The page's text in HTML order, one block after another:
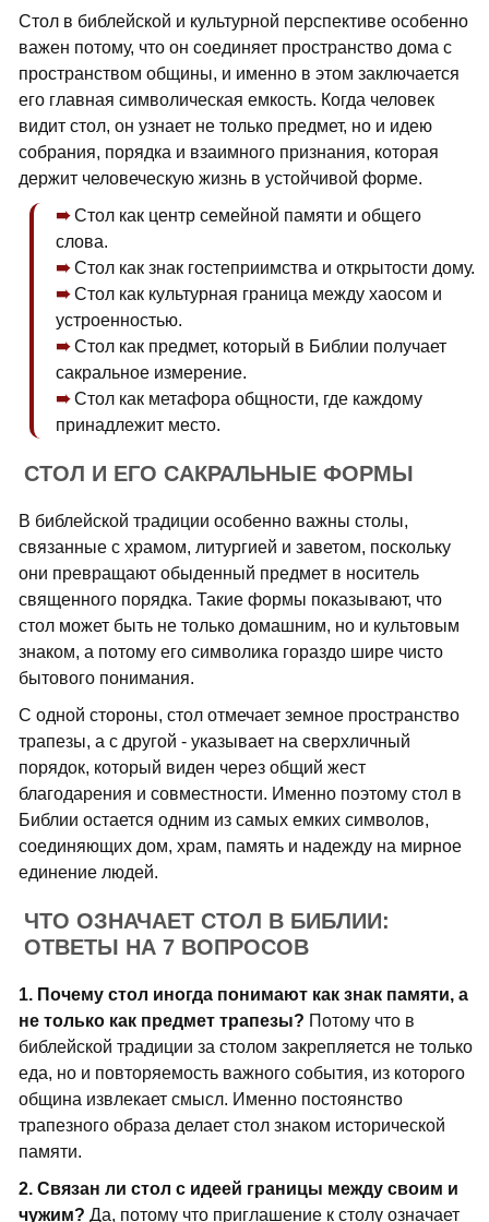
Стол в библейской и культурной перспективе особенно
важен потому, что он соединяет пространство дома с
пространством общины, и именно в этом заключается
его главная символическая емкость. Когда человек
видит стол, он узнает не только предмет, но и идею
собрания, порядка и взаимного признания, которая
держит человеческую жизнь в устойчивой форме.
Стол как центр семейной памяти и общего
слова.
Стол как знак гостеприимства и открытости дому.
Стол как культурная граница между хаосом и
устроенностью.
Стол как предмет, который в Библии получает
сакральное измерение.
Стол как метафора общности, где каждому
принадлежит место.
СТОЛ И ЕГО САКРАЛЬНЫЕ ФОРМЫ
В библейской традиции особенно важны столы,
связанные с храмом, литургией и заветом, поскольку
они превращают обыденный предмет в носитель
священного порядка. Такие формы показывают, что
стол может быть не только домашним, но и культовым
знаком, а потому его символика гораздо шире чисто
бытового понимания.
С одной стороны, стол отмечает земное пространство
трапезы, а с другой - указывает на сверхличный
порядок, который виден через общий жест
благодарения и совместности. Именно поэтому стол в
Библии остается одним из самых емких символов,
соединяющих дом, храм, память и надежду на мирное
единение людей.
ЧТО ОЗНАЧАЕТ СТОЛ В БИБЛИИ:
ОТВЕТЫ НА 7 ВОПРОСОВ
1. Почему стол иногда понимают как знак памяти, а
не только как предмет трапезы? Потому что в
библейской традиции за столом закрепляется не только
еда, но и повторяемость важного события, из которого
община извлекает смысл. Именно постоянство
трапезного образа делает стол знаком исторической
памяти.
2. Связан ли стол с идеей границы между своим и
чужим? Да, потому что приглашение к столу означает